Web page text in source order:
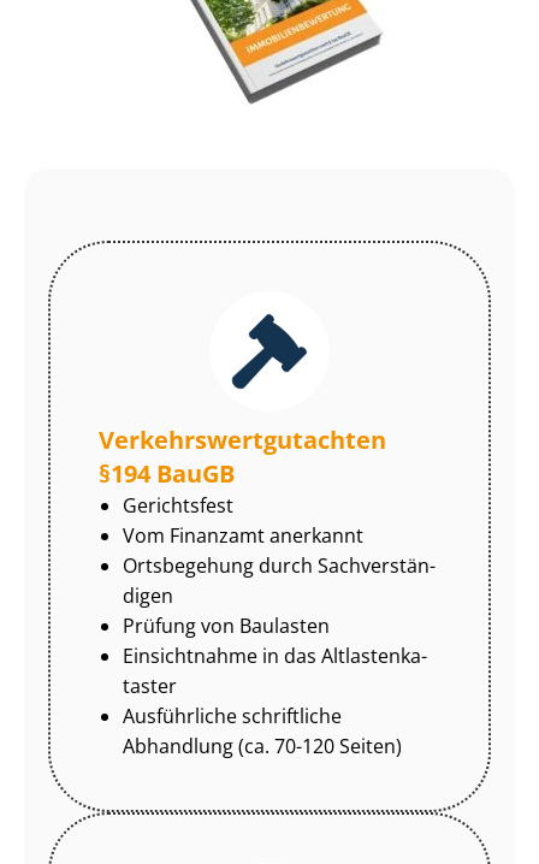
Ver­kehrs­wert­gut­ach­ten
§194 BauGB
Gerichtsfest
Vom Finanzamt anerkannt
Ortsbegehung durch Sach­ver­stän­
di­gen
Prüfung von Baulasten
Einsichtnahme in das Alt­las­ten­ka­
tas­ter
Ausführliche schriftliche
Abhandlung (ca. 70-120 Seiten)